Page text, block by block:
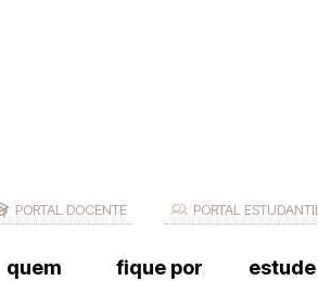
PORTAL DOCENTE PORTAL ESTUDANTIL
quem
fique por
estude